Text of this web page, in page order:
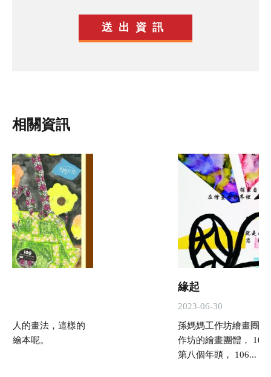
相關資訊
擬人的畫法，這樣的
繪本呢。
緣起
2023-06-30
孫媽媽工作坊繪畫團
作坊的繪畫團體， 104
第八個年頭， 106...